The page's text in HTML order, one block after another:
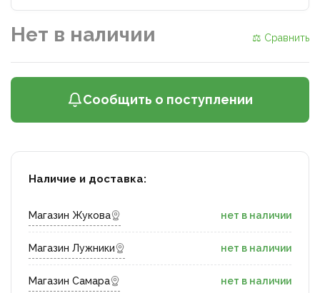
Нет в наличии ⚖ Сравнить
Сообщить о поступлении
Наличие и доставка:
Магазин Жукова нет в наличии
Магазин Лужники нет в наличии
Магазин Самара нет в наличии